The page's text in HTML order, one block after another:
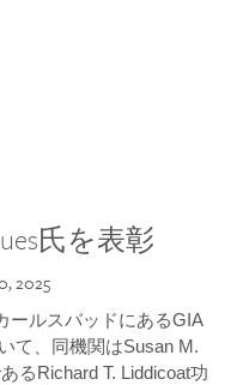
氏を表彰
2025
ールスバッドにあるGIA
て、同機関はSusan M.
るRichard T. Liddicoat功